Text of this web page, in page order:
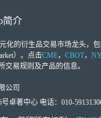
简介
化的衍生品交易市场龙头，
）。点击CME， CBOT，
交易规则及产品的信息。
公司
卓著中心 电话：010-